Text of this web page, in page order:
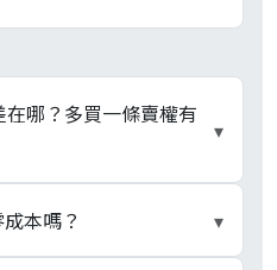
哪？多買一條賣權有
▾
股 + 賣價外 Call）、上漲
衝、權利金通常僅占持
本嗎？ ▾